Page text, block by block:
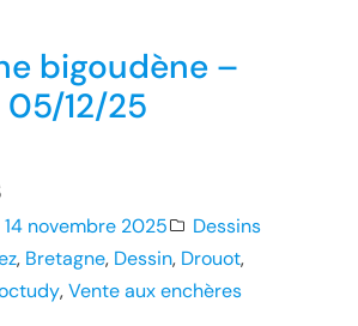
bigoudène –
12/25
14 novembre 2025
Dessins
, Bretagne, Dessin, Drouot,
, Vente aux enchères